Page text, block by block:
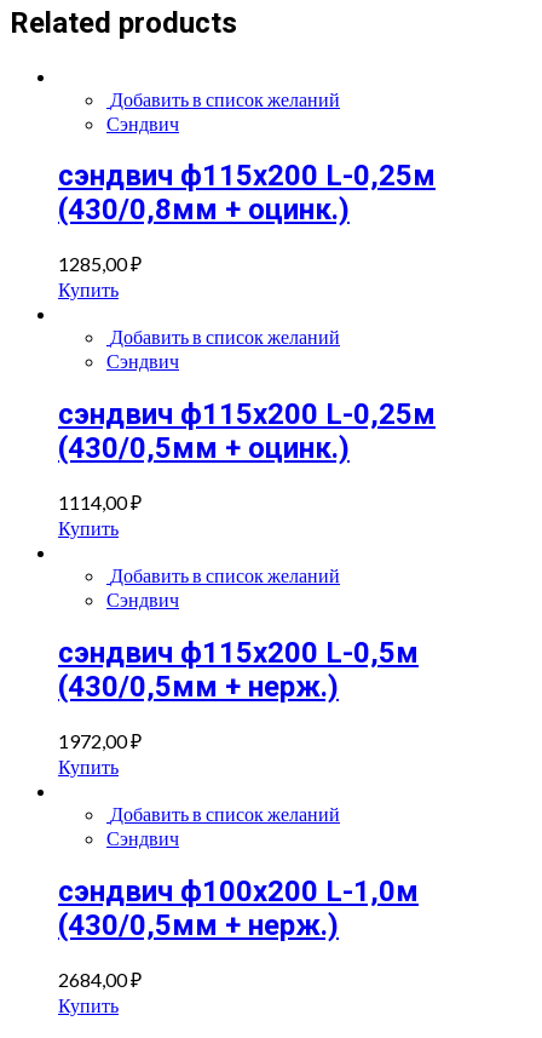
+
оцинк.)
Related products
Добавить в список желаний
Сэндвич
сэндвич ф115х200 L-0,25м
(430/0,8мм + оцинк.)
1285,00₽
Купить
Добавить в список желаний
Сэндвич
сэндвич ф115х200 L-0,25м
(430/0,5мм + оцинк.)
1114,00₽
Купить
Добавить в список желаний
Сэндвич
сэндвич ф115х200 L-0,5м
(430/0,5мм + нерж.)
1972,00₽
Купить
Добавить в список желаний
Сэндвич
сэндвич ф100х200 L-1,0м
(430/0,5мм + нерж.)
2684,00₽
Купить